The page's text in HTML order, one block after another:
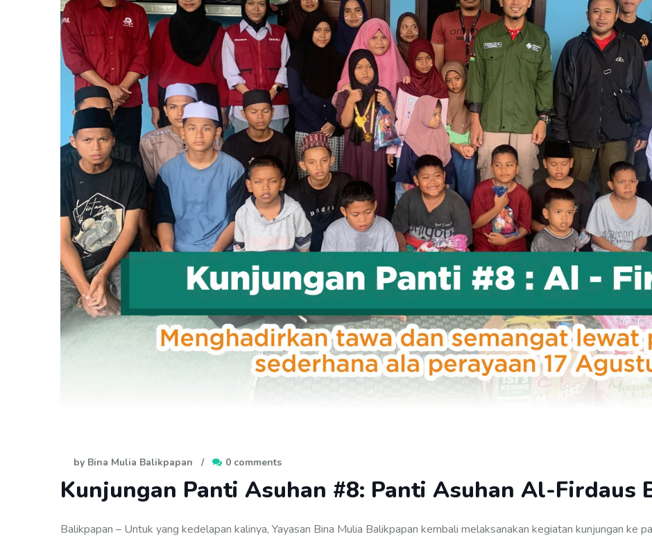
by Bina Mulia Balikpapan / 0 comments
Kunjungan Panti Asuhan #8: Panti Asuhan Al-Firdaus
Balikpapan – Untuk yang kedelapan kalinya, Yayasan Bina Mulia Balikpapan kembali melaksanakan kegiatan kunjungan ke